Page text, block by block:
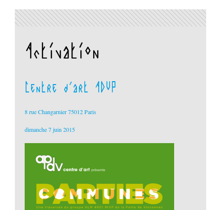
Activation
Centre d'art ADVP
8 rue Changarnier 75012 Paris
dimanche 7 juin 2015